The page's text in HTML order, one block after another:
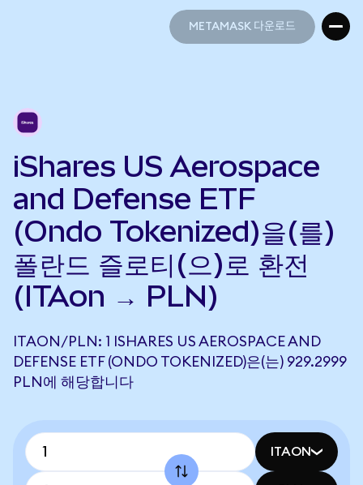
METAMASK 다운로드
iShares US Aerospace
and Defense ETF
(Ondo Tokenized)을(를)
폴란드 즐로티(으)로 환전
(ITAon → PLN)
ITAON/PLN: 1 ISHARES US AEROSPACE AND
DEFENSE ETF (ONDO TOKENIZED)은(는) 929.2999
PLN에 해당합니다
ITAON